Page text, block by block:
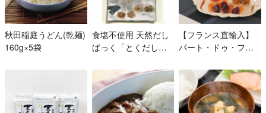
秋田稲庭うどん(乾麺)
160g×5袋
食塩不使用 天然だし
ぱっく「とくだし」4
【フランス直輸入】
パート・ドゥ・フリ
リー）